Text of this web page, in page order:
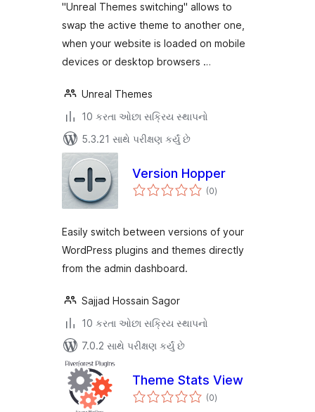
"Unreal Themes switching" allows to
swap the active theme to another one,
when your website is loaded on mobile
devices or desktop browsers …
Unreal Themes
10 કરતા ઓછા સક્રિય સ્થાપનો
5.3.21 સાથે પરીક્ષણ કર્યું છે
Version Hopper
(0કુલ
રેટિંગ્સ
)
Easily switch between versions of your
WordPress plugins and themes directly
from the admin dashboard.
Sajjad Hossain Sagor
10 કરતા ઓછા સક્રિય સ્થાપનો
7.0.2 સાથે પરીક્ષણ કર્યું છે
Theme Stats View
(0કુલ
રેટિંગ્સ
)